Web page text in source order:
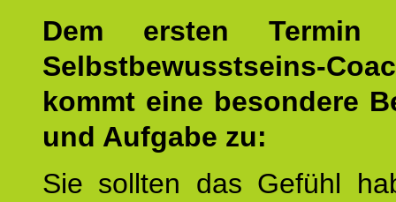
Dem ersten
Selbstbewusstseins-
kommt eine besondere
und Aufgabe zu:
Sie sollten das Gefühl